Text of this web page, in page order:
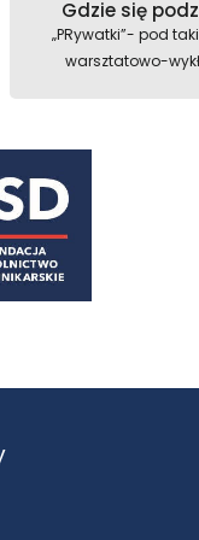
Gdzie się
„PRywatki”- pod
warsztatowo-